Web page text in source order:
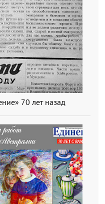
70 лет назад